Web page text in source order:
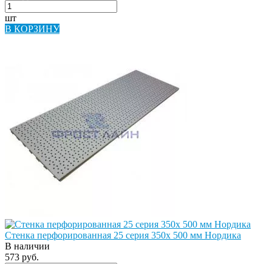
шт
В КОРЗИНУ
Стенка перфорированная 25 серия 350х 500 мм Нордика
В наличии
573 руб.